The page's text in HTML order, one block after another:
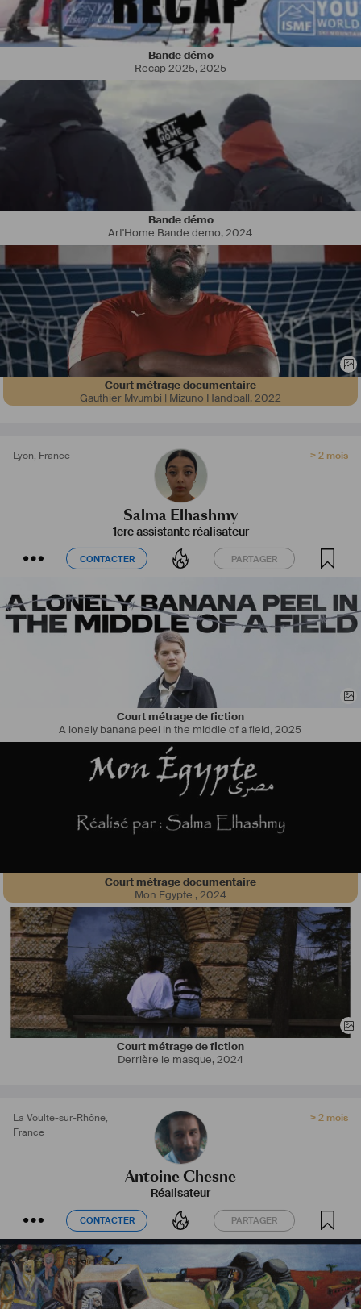
Bande démo
Recap 2025,2025
Bande démo
Art'Home Bande demo,2024
Court métrage documentaire
Gauthier Mvumbi | Mizuno Handball,2022
Lyon, France > 2 mois
Salma Elhashmy
1ere assistante réalisateur
CONTACTER PARTAGER
CONTACTER PARTAGER
Court métrage de fiction
A lonely banana peel in the middle of a field,2025
Court métrage documentaire
Mon Égypte ,2024
Court métrage de fiction
Derrière le masque,2024
La Voulte-sur-Rhône,
France
> 2 mois
Antoine Chesne
Réalisateur
CONTACTER PARTAGER
CONTACTER PARTAGER